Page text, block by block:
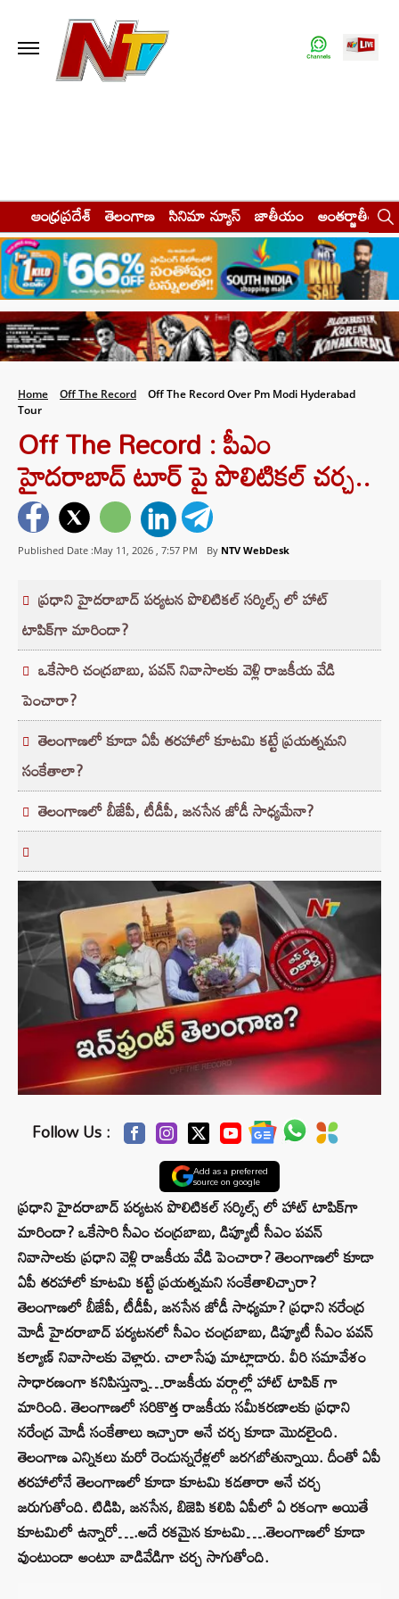
ఆంధ్రప్రదేశ్ తెలంగాణ సినిమా న్యూస్ జాతీయం అంతర్జాతీయం
Home Off The Record
Off The Record Over Pm Modi Hyderabad
Tour
Off The Record : పీఎం
హైదరాబాద్ టూర్ పై పొలిటికల్ చర్చ..
Published Date :May 11, 2026 , 7:57 PM By NTV WebDesk
ప్రధాని హైదరాబాద్ పర్యటన పొలిటికల్ సర్కిల్స్ లో హాట్
టాపిక్‌గా మారిందా?
ఒకేసారి చంద్రబాబు, పవన్ నివాసాలకు వెళ్లి రాజకీయ వేడి
పెంచారా?
తెలంగాణలో కూడా ఏపీ తరహాలో కూటమి కట్టే ప్రయత్నమని
సంకేతాలా?
తెలంగాణలో బీజేపీ, టీడీపీ, జనసేన జోడీ సాధ్యమేనా?
Follow Us :
Add as a preferred
source on google
ప్రధాని హైదరాబాద్ పర్యటన పొలిటికల్ సర్కిల్స్ లో హాట్ టాపిక్‌గా
మారిందా? ఒకేసారి సీఎం చంద్రబాబు, డిప్యూటీ సీఎం పవన్
నివాసాలకు ప్రధాని వెళ్లి రాజకీయ వేడి పెంచారా? తెలంగాణలో కూడా
ఏపీ తరహాలో కూటమి కట్టే ప్రయత్నమని సంకేతాలిచ్చారా?
తెలంగాణలో బీజేపీ, టీడీపీ, జనసేన జోడీ సాధ్యమా? ప్రధాని నరేంద్ర
మోడీ హైదరాబాద్‌ పర్యటనలో సీఎం చంద్రబాబు, డిప్యూటీ సీఎం పవన్
కల్యాణ్‌ నివాసాలకు వెళ్లారు. చాలాసేపు మాట్లాడారు. వీరి సమావేశం
సాధారణంగా కనిపిస్తున్నా…రాజకీయ వర్గాల్లో హాట్ టాపిక్ గా
మారింది. తెలంగాణలో సరికొత్త రాజకీయ సమీకరణాలకు ప్రధాని
నరేంద్ర మోడీ సంకేతాలు ఇచ్చారా అనే చర్చ కూడా మొదలైంది.
తెలంగాణ ఎన్నికలు మరో రెండున్నరేళ్లలో జరగబోతున్నాయి. దీంతో ఏపీ
తరహాలోనే తెలంగాణలో కూడా కూటమి కడతారా అనే చర్చ
జరుగుతోంది. టిడిపి, జనసేన, బిజెపి కలిపి ఏపీలో ఏ రకంగా అయితే
కూటమిలో ఉన్నారో….అదే రకమైన కూటమి….తెలంగాణలో కూడా
వుంటుందా అంటూ వాడివేడిగా చర్చ సాగుతోంది.